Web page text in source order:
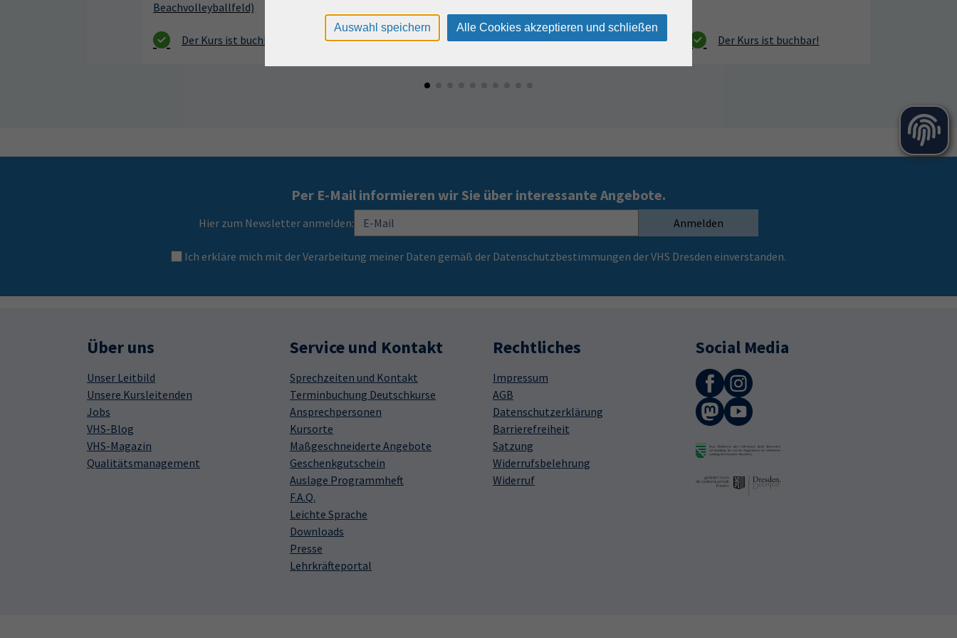
Beachvolleyballfeld)
Per E-Mail informieren wir Sie über interessante Angebote.
Hier zum Newsletter anmelden: Anmelden
Ich erkläre mich mit der Verarbeitung meiner Daten gemäß der Datenschutzbestimmungen der VHS Dresden einverstanden.
Über uns
Unser Leitbild
Unsere Kursleitenden
Jobs
VHS-Blog
VHS-Magazin
Qualitätsmanagement
Service und Kontakt
Sprechzeiten und Kontakt
Terminbuchung Deutschkurse
Ansprechpersonen
Kursorte
Maßgeschneiderte Angebote
Geschenkgutschein
Auslage Programmheft
F.A.Q.
Leichte Sprache
Downloads
Presse
Lehrkräfteportal
Rechtliches
Impressum
AGB
Datenschutzerklärung
Barrierefreiheit
Satzung
Widerrufsbelehrung
Widerruf
Social Media
Auswahl speichern Alle Cookies akzeptieren und schließen